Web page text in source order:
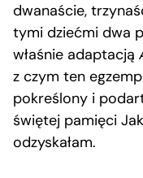
dwanaście,
tymi dziećmi dwa
właśnie adaptacją
z czym ten
pokreślony i
świętej pamięci
odzyskałam.